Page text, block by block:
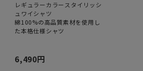
レギュラーカラースタイリッシ
ュワイシャツ
綿100%の高品質素材を使用し
た本格仕様シャツ
6,490円